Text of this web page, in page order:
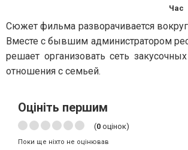
Час
Сюжет фильма разворачивается
Вместе с бывшим администратором
решает организовать сеть
отношения с семьей.
Оцініть першим
(0 оцінок)
Поки ще ніхто не оцінював